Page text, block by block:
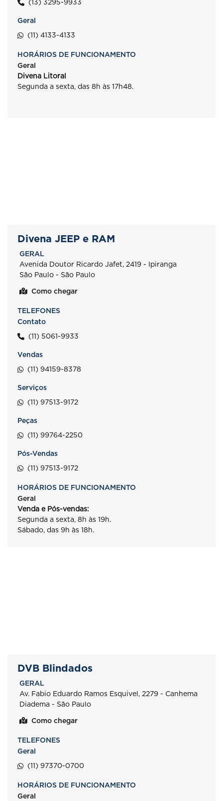
(13) 3295-9933
Geral
(11) 4133-4133
HORÁRIOS DE FUNCIONAMENTO
Geral
Divena Litoral
Segunda a sexta, das 8h às 17h48.
Divena JEEP e RAM
GERAL
Avenida Doutor Ricardo Jafet, 2419 - Ipiranga
São Paulo - São Paulo
Como chegar
TELEFONES
Contato
(11) 5061-9933
Vendas
(11) 94159-8378
Serviços
(11) 97513-9172
Peças
(11) 99764-2250
Pós-Vendas
(11) 97513-9172
HORÁRIOS DE FUNCIONAMENTO
Geral
Venda e Pós-vendas:
Segunda a sexta, 8h às 19h.
Sábado, das 9h às 18h.
DVB Blindados
GERAL
Av. Fabio Eduardo Ramos Esquivel, 2279 - Canhema
Diadema - São Paulo
Como chegar
TELEFONES
Geral
(11) 97370-0700
HORÁRIOS DE FUNCIONAMENTO
Geral